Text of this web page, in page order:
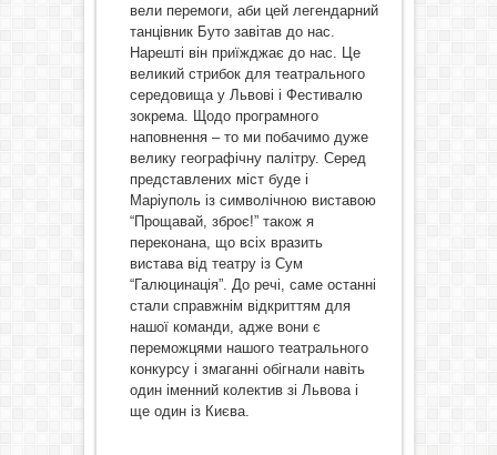
вели перемоги, аби цей легендарний
танцівник Буто завітав до нас.
Нарешті він приїжджає до нас. Це
великий стрибок для театрального
середовища у Львові і Фестивалю
зокрема. Щодо програмного
наповнення – то ми побачимо дуже
велику географічну палітру. Серед
представлених міст буде і
Маріуполь із символічною виставою
“Прощавай, зброє!” також я
переконана, що всіх вразить
вистава від театру із Сум
“Галюцинація”. До речі, саме останні
стали справжнім відкриттям для
нашої команди, адже вони є
переможцями нашого театрального
конкурсу і змаганні обігнали навіть
один іменний колектив зі Львова і
ще один із Києва.